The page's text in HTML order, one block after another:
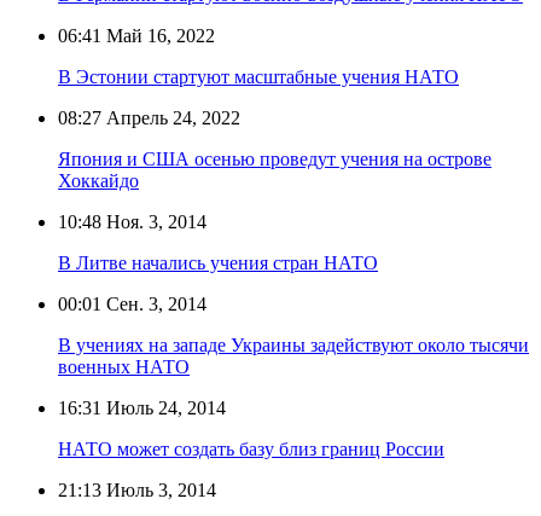
06:41 Май 16, 2022
В Эстонии стартуют масштабные учения НАТО
08:27 Апрель 24, 2022
Япония и США осенью проведут учения на острове
Хоккайдо
10:48 Ноя. 3, 2014
В Литве начались учения стран НАТО
00:01 Сен. 3, 2014
В учениях на западе Украины задействуют около тысячи
военных НАТО
16:31 Июль 24, 2014
НАТО может создать базу близ границ России
21:13 Июль 3, 2014